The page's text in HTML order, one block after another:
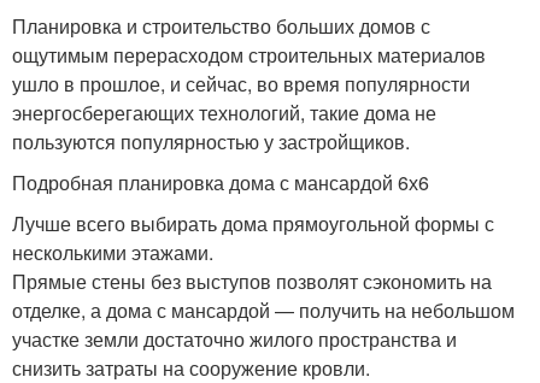
Планировка и строительство больших домов с
ощутимым перерасходом строительных материалов
ушло в прошлое, и сейчас, во время популярности
энергосберегающих технологий, такие дома не
пользуются популярностью у застройщиков.
Подробная планировка дома с мансардой 6х6
Лучше всего выбирать дома прямоугольной формы с
несколькими этажами.
Прямые стены без выступов позволят сэкономить на
отделке, а дома с мансардой — получить на небольшом
участке земли достаточно жилого пространства и
снизить затраты на сооружение кровли.